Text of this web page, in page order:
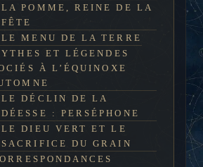
LA POMME, REINE DE LA
FÊTE
LE MENU DE LA TERRE
ET LÉGENDES
À L’ÉQUINOXE
LE DÉCLIN DE LA
DÉESSE : PERSÉPHONE
LE DIEU VERT ET LE
SACRIFICE DU GRAIN